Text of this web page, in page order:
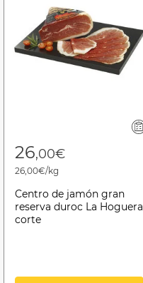
26,00€
26,00€/kg
Centro de jamón gran
reserva duroc La Hoguera
corte